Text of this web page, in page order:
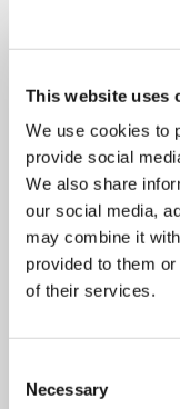
This website uses
We use cookies to
provide social
We also share
our social media,
may combine it
provided to them
of their services.
Selection
Necessary
GEELGOUDEN RIJRING
TSAVORIET EN
SALE
PRICE